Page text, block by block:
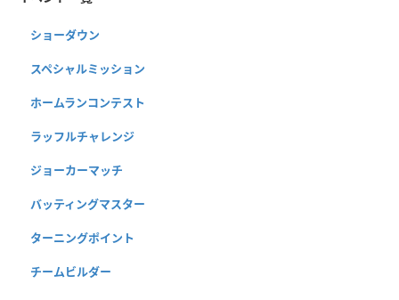
ショーダウン
スペシャルミッション
ホームランコンテスト
ラッフルチャレンジ
ジョーカーマッチ
バッティングマスター
ターニングポイント
チームビルダー